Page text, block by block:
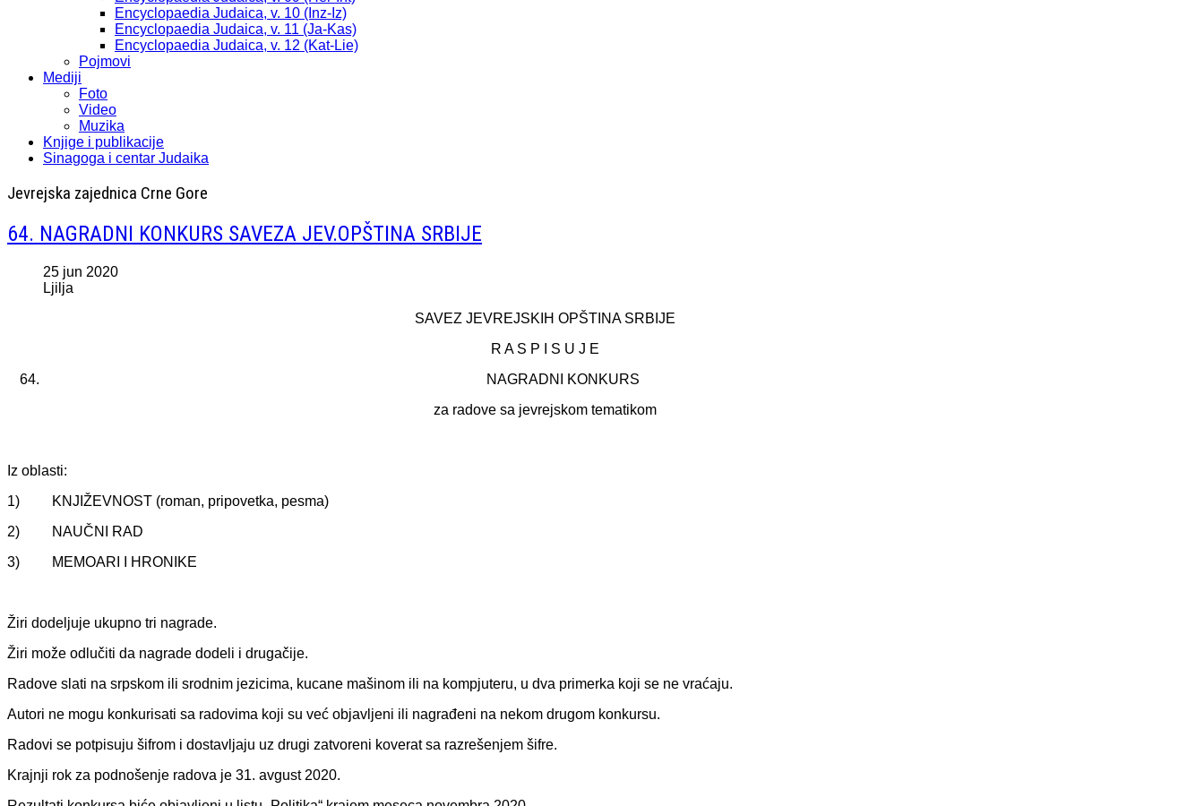
Encyclopaedia Judaica, v. 10 (Inz-Iz)
Encyclopaedia Judaica, v. 11 (Ja-Kas)
Encyclopaedia Judaica, v. 12 (Kat-Lie)
Pojmovi
Mediji
Foto
Video
Muzika
Knjige i publikacije
Sinagoga i centar Judaika
Jevrejska zajednica Crne Gore
64. NAGRADNI KONKURS SAVEZA JEV.OPŠTINA SRBIJE
25 jun 2020
Ljilja
SAVEZ JEVREJSKIH OPŠTINA SRBIJE
R A S P I S U J E
NAGRADNI KONKURS
za radove sa jevrejskom tematikom
Iz oblasti:
1) KNJIŽEVNOST (roman, pripovetka, pesma)
2) NAUČNI RAD
3) MEMOARI I HRONIKE
Žiri dodeljuje ukupno tri nagrade.
Žiri može odlučiti da nagrade dodeli i drugačije.
Radove slati na srpskom ili srodnim jezicima, kucane mašinom ili na kompjuteru, u dva primerka koji se ne vraćaju.
Autori ne mogu konkurisati sa radovima koji su već objavljeni ili nagrađeni na nekom drugom konkursu.
Radovi se potpisuju šifrom i dostavljaju uz drugi zatvoreni koverat sa razrešenjem šifre.
Krajnji rok za podnošenje radova je 31. avgust 2020.